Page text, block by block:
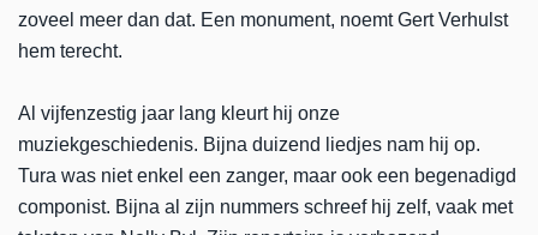
zoveel meer dan dat. Een monument, noemt Gert Verhulst
hem terecht.
Al vijfenzestig jaar lang kleurt hij onze
muziekgeschiedenis. Bijna duizend liedjes nam hij op.
Tura was niet enkel een zanger, maar ook een begenadigd
componist. Bijna al zijn nummers schreef hij zelf, vaak met